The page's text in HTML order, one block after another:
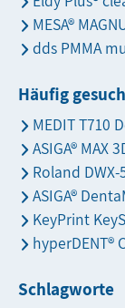
MESA®
dds PMMA
Häufig
MEDIT T710
ASIGA® MAX
Roland
ASIGA®
KeyPrint
hyperDENT®
Schlagworte